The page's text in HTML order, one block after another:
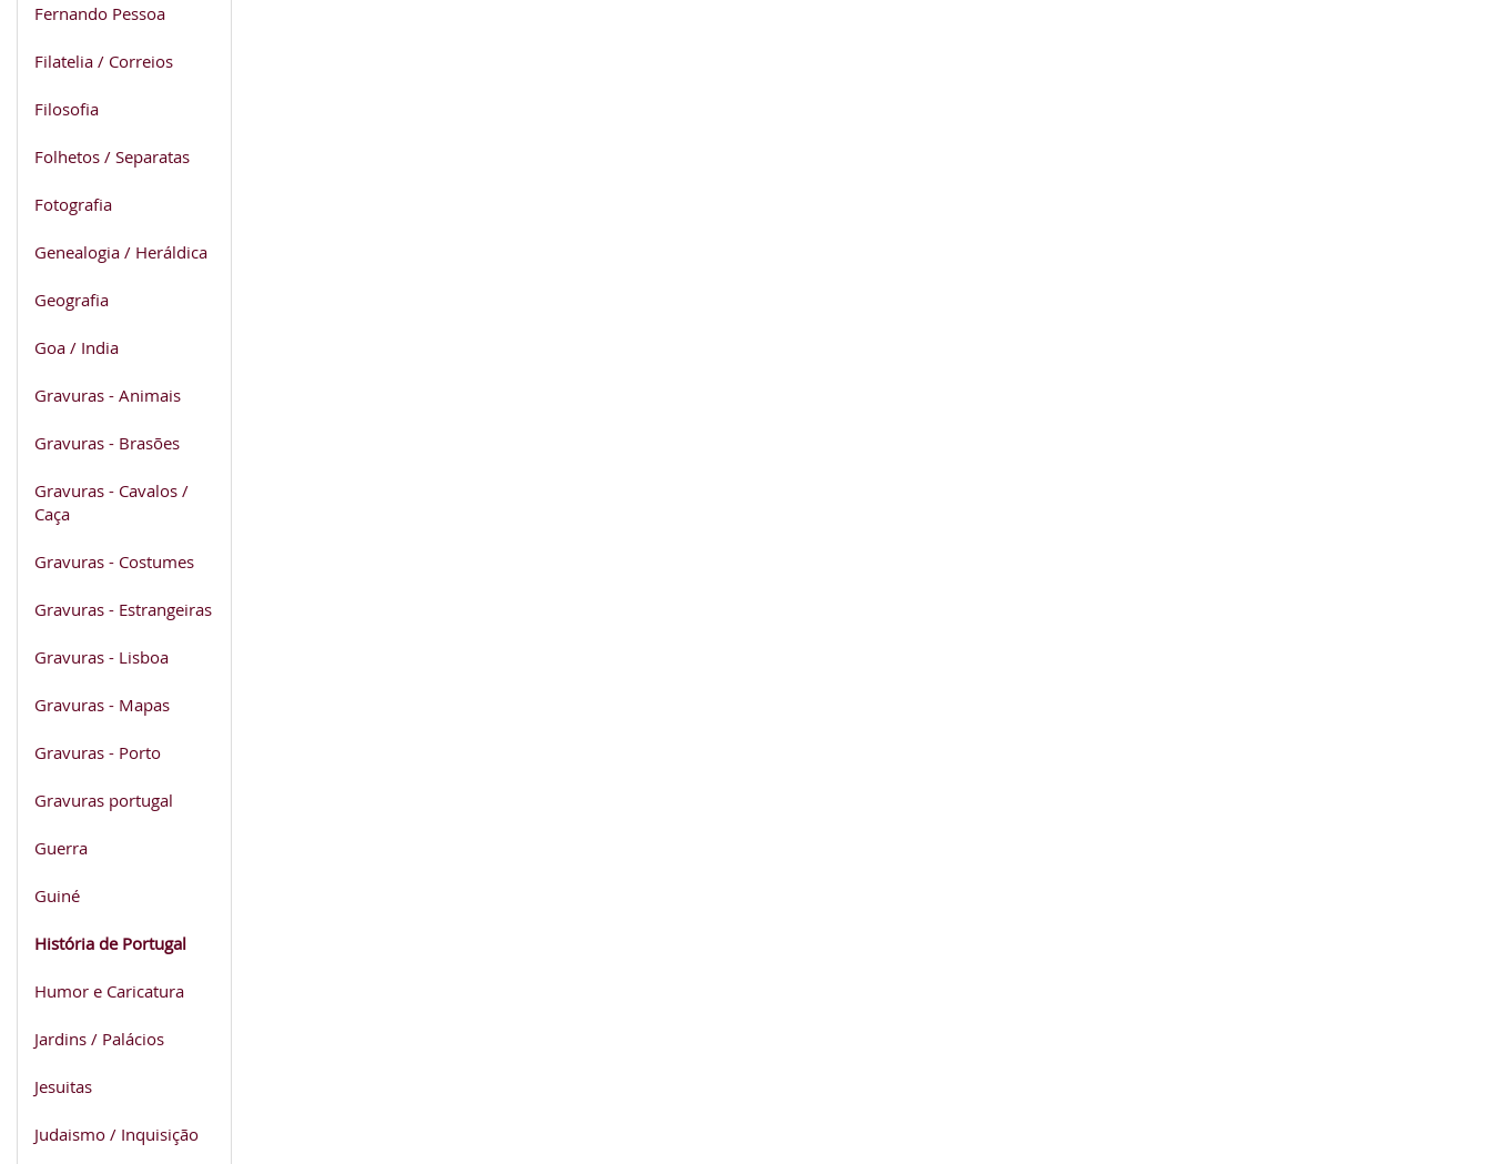
Fernando Pessoa
Filatelia / Correios
Filosofia
Folhetos / Separatas
Fotografia
Genealogia / Heráldica
Geografia
Goa / India
Gravuras - Animais
Gravuras - Brasões
Gravuras - Cavalos /
Caça
Gravuras - Costumes
Gravuras - Estrangeiras
Gravuras - Lisboa
Gravuras - Mapas
Gravuras - Porto
Gravuras portugal
Guerra
Guiné
História de Portugal
Humor e Caricatura
Jardins / Palácios
Jesuitas
Judaismo / Inquisição